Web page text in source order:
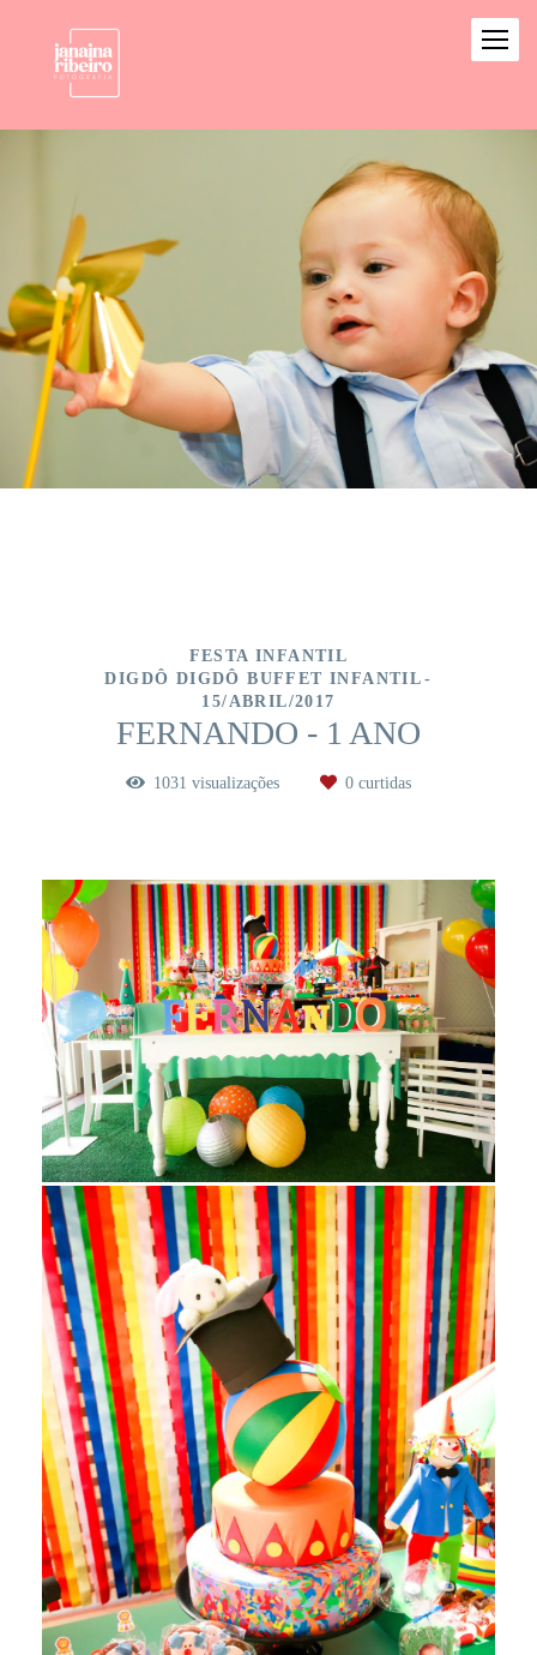
FESTA INFANTIL
DIGDÔ DIGDÔ BUFFET INFANTIL
15/ABRIL/2017
FERNANDO - 1 ANO
1031 visualizações 0 curtidas